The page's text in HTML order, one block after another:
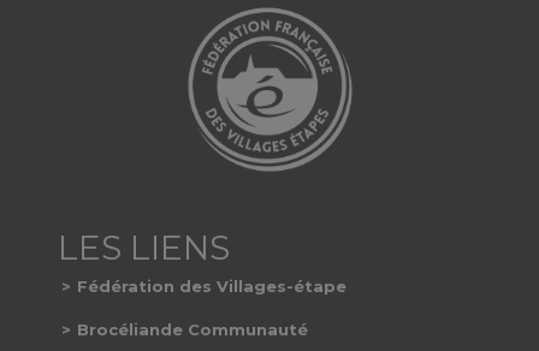
Fédération des Villages-étape
Brocéliande Communauté